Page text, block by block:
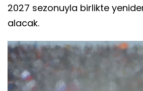
2027 sezonuyla birlikte
alacak.